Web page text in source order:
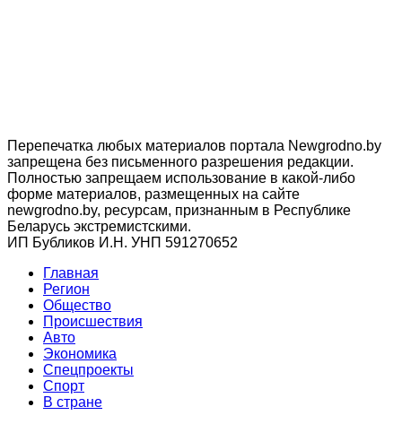
Перепечатка любых материалов портала Newgrodno.by
запрещена без письменного разрешения редакции.
Полностью запрещаем использование в какой-либо
форме материалов, размещенных на сайте
newgrodno.by, ресурсам, признанным в Республике
Беларусь экстремистскими.
ИП Бубликов И.Н. УНП 591270652
Главная
Регион
Общество
Происшествия
Авто
Экономика
Спецпроекты
Cпорт
В стране